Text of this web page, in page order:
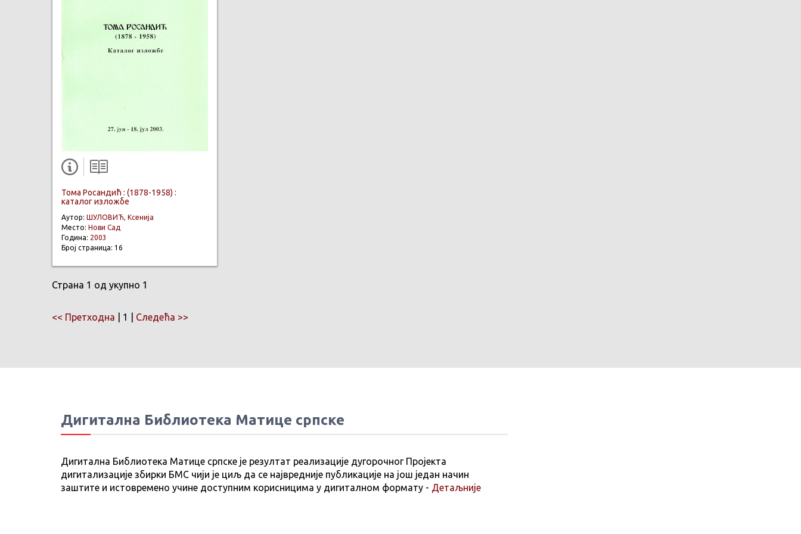
Тома Росандић : (1878-1958) :
каталог изложбе
Аутор: ШУЛОВИЋ, Ксенија
Место: Нови Сад
Година: 2003
Број страница: 16
Страна 1 од укупно 1
<< Претходна | 1 | Следећа >>
Дигитална Библиотека Матице српске
Дигитална Библиотека Матице српске је резултат реализације дугорочног Пројекта
дигитализације збирки БМС чији је циљ да се највредније публикације на још један начин
заштите и истовремено учине доступним корисницима у дигиталном формату - Детаљније